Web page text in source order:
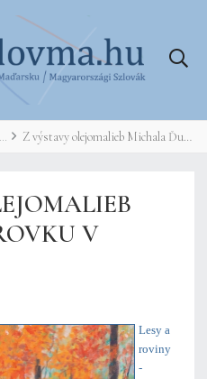
Z výstavy olejomalieb Michala Ďurovku v Nitre
V
Lesy a
roviny
-